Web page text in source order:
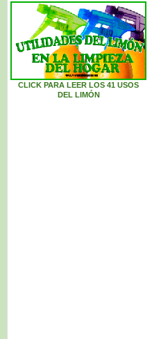
CLICK PARA LEER LOS 41 USOS
DEL LIMÓN